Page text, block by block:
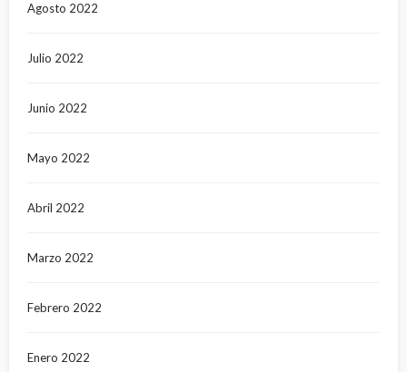
Agosto 2022
Julio 2022
Junio 2022
Mayo 2022
Abril 2022
Marzo 2022
Febrero 2022
Enero 2022